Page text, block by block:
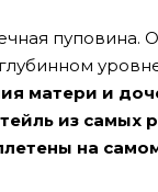
пуповина.
матери и
из самых
на